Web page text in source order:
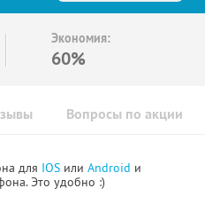
Экономия:
60%
Вопросы по акции
для IOS или Android и
Это удобно :)